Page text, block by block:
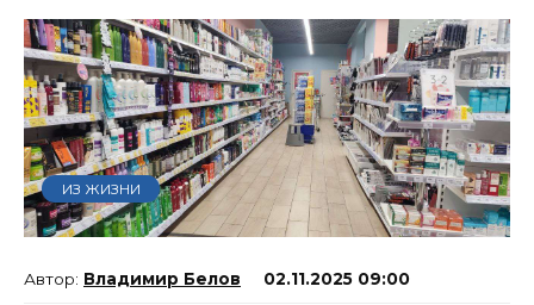
ИЗ ЖИЗНИ
Владимир Белов 02.11.2025 09:00